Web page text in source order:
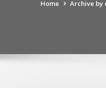
Home Archive by